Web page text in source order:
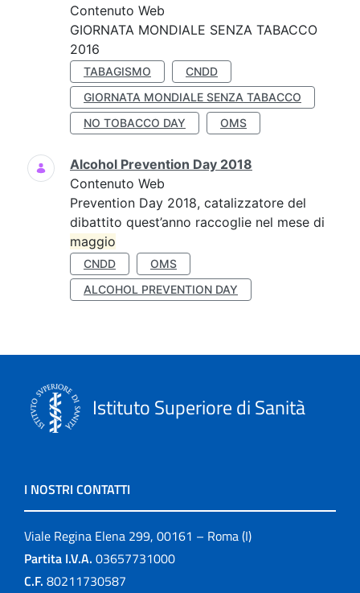
Contenuto Web
GIORNATA MONDIALE SENZA TABACCO
2016
TABAGISMO
CNDD
GIORNATA MONDIALE SENZA TABACCO
NO TOBACCO DAY
OMS
Alcohol Prevention Day 2018
Contenuto Web
Prevention Day 2018, catalizzatore del
dibattito quest’anno raccoglie nel mese di
maggio
CNDD
OMS
ALCOHOL PREVENTION DAY
Istituto Superiore di Sanità
I NOSTRI CONTATTI
Viale Regina Elena 299, 00161 – Roma (I)
Partita I.V.A. 03657731000
C.F. 80211730587